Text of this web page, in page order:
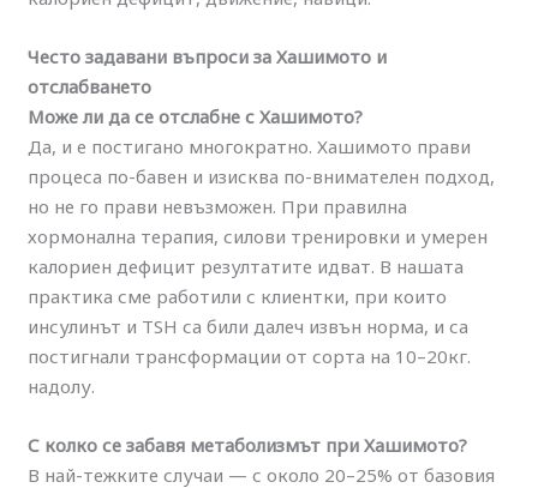
Често задавани въпроси за Хашимото и
отслабването
Може ли да се отслабне с Хашимото?
Да, и е постигано многократно. Хашимото прави
процеса по-бавен и изисква по-внимателен подход,
но не го прави невъзможен. При правилна
хормонална терапия, силови тренировки и умерен
калориен дефицит резултатите идват. В нашата
практика сме работили с клиентки, при които
инсулинът и TSH са били далеч извън норма, и са
постигнали трансформации от сорта на 10–20кг.
надолу.
С колко се забавя метаболизмът при Хашимото?
В най-тежките случаи — с около 20–25% от базовия